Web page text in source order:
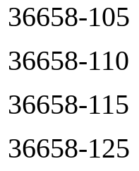
36658-
36658-
36658-
36658-